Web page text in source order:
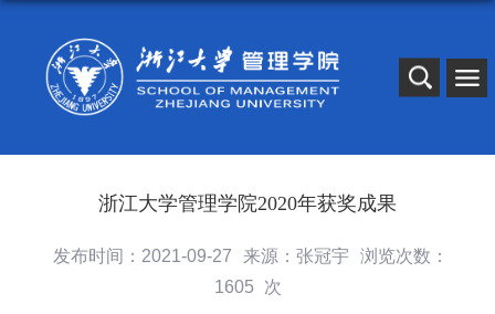
浙江大学管理学院2020年获奖成果
发布时间：2021-09-27 来源：张冠宇
浏览次数：
1605
次